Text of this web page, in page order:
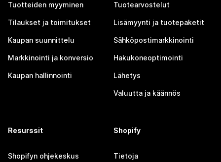
Tuotteiden myyminen
Tilaukset ja toimitukset
Kaupan suunnittelu
Markkinointi ja konversio
Kaupan hallinnointi
Tuotearvostelut
Lisämyynti ja tuotepaketit
Sähköpostimarkkinointi
Hakukoneoptimointi
Lähetys
Valuutta ja käännös
Resurssit
Shopifyn ohjekeskus
Shopify
Tietoja